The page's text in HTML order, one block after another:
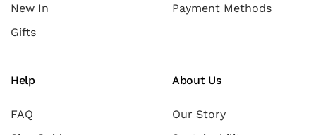
New In
Gifts
Payment Methods
Help
FAQ
About Us
Our Story